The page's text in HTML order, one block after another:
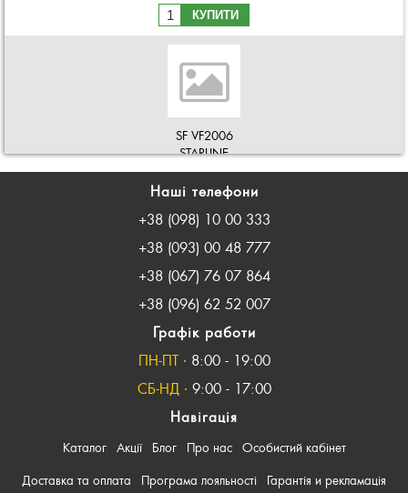
КУПИТИ
SF VF2006
STARLINE
Фільтр повітряний Caddy II 1.4 1.6i(AEE) Golf II Passat
B3
164 грн.
1 шт
На складі
КУПИТИ
144 грн.
>5 шт
1 день
КУПИТИ
Asam S.A
Наші телефони
+38 (098) 10 00 333
+38 (093) 00 48 777
+38 (067) 76 07 864
+38 (096) 62 52 007
Графік работи
ПН-ПТ ∙ 8:00 - 19:00
СБ-НД ∙ 9:00 - 17:00
Навігація
Каталог Акції Блог Про нас
Особистий кабінет
Доставка та оплата
Програма лояльності
Гарантія и рекламація